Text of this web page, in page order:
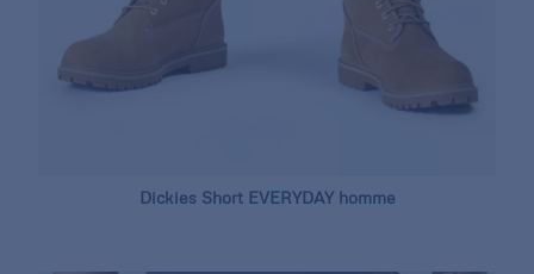
Dickies Short EVERYDAY homme